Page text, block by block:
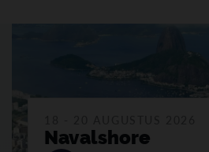
Navalshore